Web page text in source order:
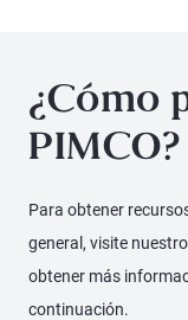
¿Cómo
PIMCO?
Para obtener
general, visite
obtener más
continuación.